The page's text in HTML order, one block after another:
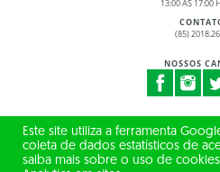
13:00 ÀS 17:00
(85)
NOSSOS
© 2017 - 2026 – GOVERNO
TODOS OS DIREITOS
Este site utiliza a ferramenta
coleta de dados estatísticos de
saiba mais sobre o uso de